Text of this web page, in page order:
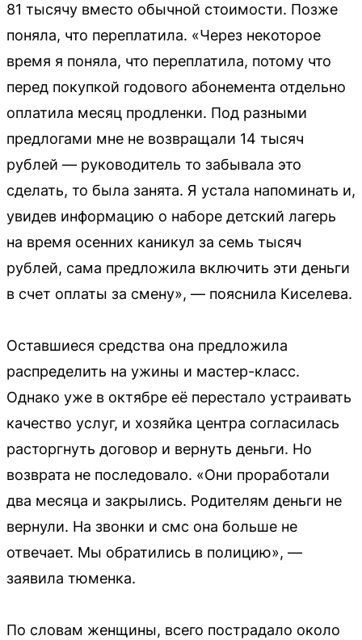
81 тысячу вместо обычной стоимости. Позже
поняла, что переплатила. «Через некоторое
время я поняла, что переплатила, потому что
перед покупкой годового абонемента отдельно
оплатила месяц продленки. Под разными
предлогами мне не возвращали 14 тысяч
рублей — руководитель то забывала это
сделать, то была занята. Я устала напоминать и,
увидев информацию о наборе детский лагерь
на время осенних каникул за семь тысяч
рублей, сама предложила включить эти деньги
в счет оплаты за смену», — пояснила Киселева.
Оставшиеся средства она предложила
распределить на ужины и мастер-класс.
Однако уже в октябре её перестало устраивать
качество услуг, и хозяйка центра согласилась
расторгнуть договор и вернуть деньги. Но
возврата не последовало. «Они проработали
два месяца и закрылись. Родителям деньги не
вернули. На звонки и смс она больше не
отвечает. Мы обратились в полицию», —
заявила тюменка.
По словам женщины, всего пострадало около